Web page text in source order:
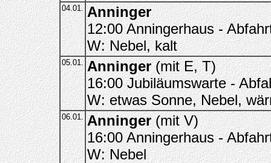
04.01. Anninger
12:00 Anningerhaus -
W: Nebel, kalt
05.01. Anninger(mit E, T)
16:00 Jubiläumswarte -
W: etwas Sonne, Nebel,
06.01. Anninger(mit V)
16:00 Anningerhaus -
W: Nebel